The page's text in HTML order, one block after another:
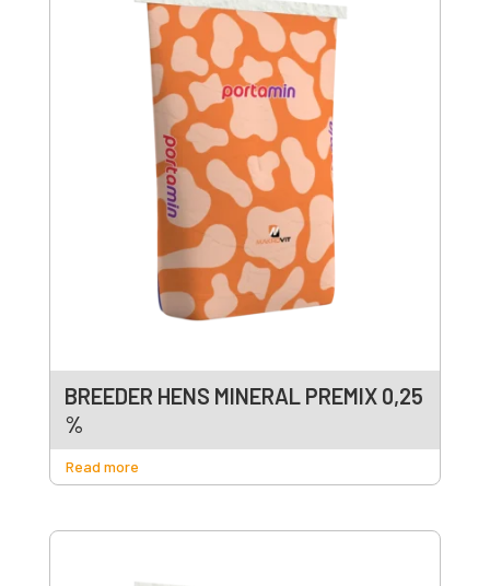
BREEDER HENS MINERAL PREMIX 0,25
%
Read more